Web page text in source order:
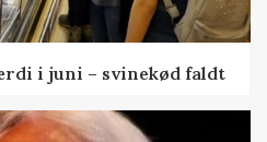
i juni – svinekød faldt